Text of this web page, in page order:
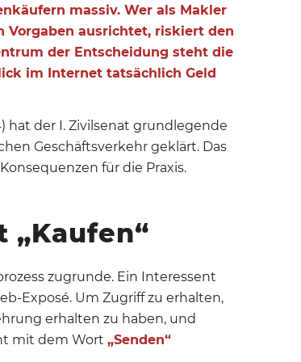
massiv. Wer als Makler
Vorgaben ausrichtet, riskiert den
der Entscheidung steht die
im Internet tatsächlich Geld
hat der I. Zivilsenat grundlegende
Geschäftsverkehr geklärt. Das
für die Praxis.
„Kaufen“
zugrunde. Ein Interessent
Exposé. Um Zugriff zu erhalten,
erhalten zu haben, und
mit dem Wort „Senden“